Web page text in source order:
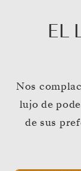
EL
Nos
lujo de
de sus